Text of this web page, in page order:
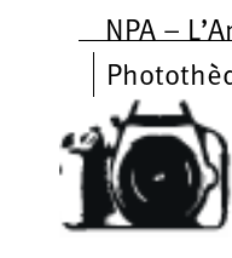
Aller au contenu
NPA –